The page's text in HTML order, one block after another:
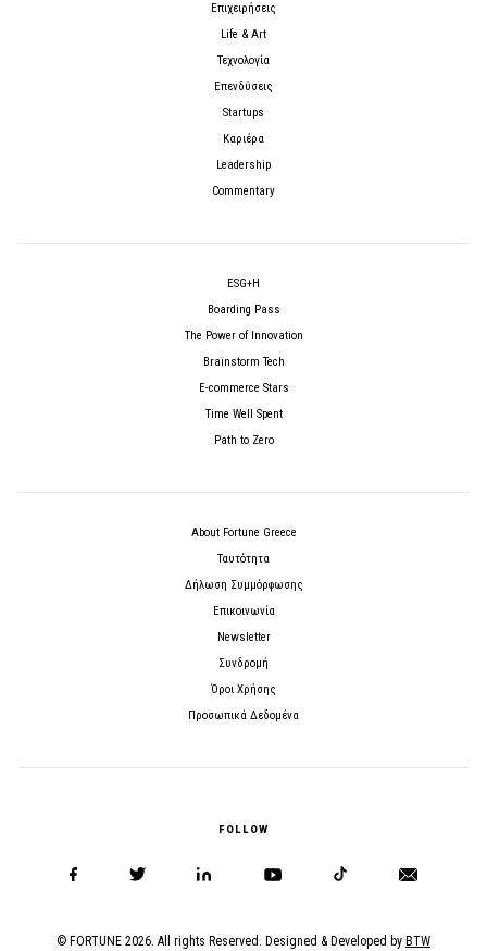
Επιχειρήσεις
Life & Art
Τεχνολογία
Επενδύσεις
Startups
Καριέρα
Leadership
Commentary
ESG+H
Boarding Pass
The Power of Innovation
Brainstorm Tech
E-commerce Stars
Time Well Spent
Path to Zero
About Fortune Greece
Ταυτότητα
Δήλωση Συμμόρφωσης
Επικοινωνία
Newsletter
Συνδρομή
Όροι Χρήσης
Προσωπικά Δεδομένα
FOLLOW
© FORTUNE 2026. All rights Reserved. Designed & Developed by BTW